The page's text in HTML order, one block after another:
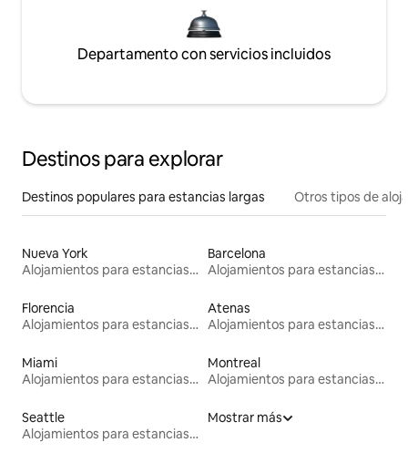
Departamento con servicios incluidos
Destinos para explorar
Destinos populares para estancias largas Otros tipos de
Nueva York
Alojamientos para estancias largas
Barcelona
Alojamientos para estancias largas
Florencia
Alojamientos para estancias largas
Atenas
Alojamientos para estancias largas
Miami
Alojamientos para estancias largas
Montreal
Alojamientos para estancias largas
Seattle
Alojamientos para estancias largas
Mostrar más